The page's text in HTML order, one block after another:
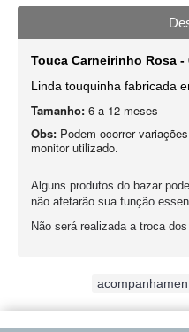
Touca Carneirinho Rosa -
Linda touquinha fabricada
Tamanho: 6 a 12 meses
Obs: Podem ocorrer
monitor utilizado.
Alguns produtos do bazar
não afetarão sua função
Não será realizada a troca